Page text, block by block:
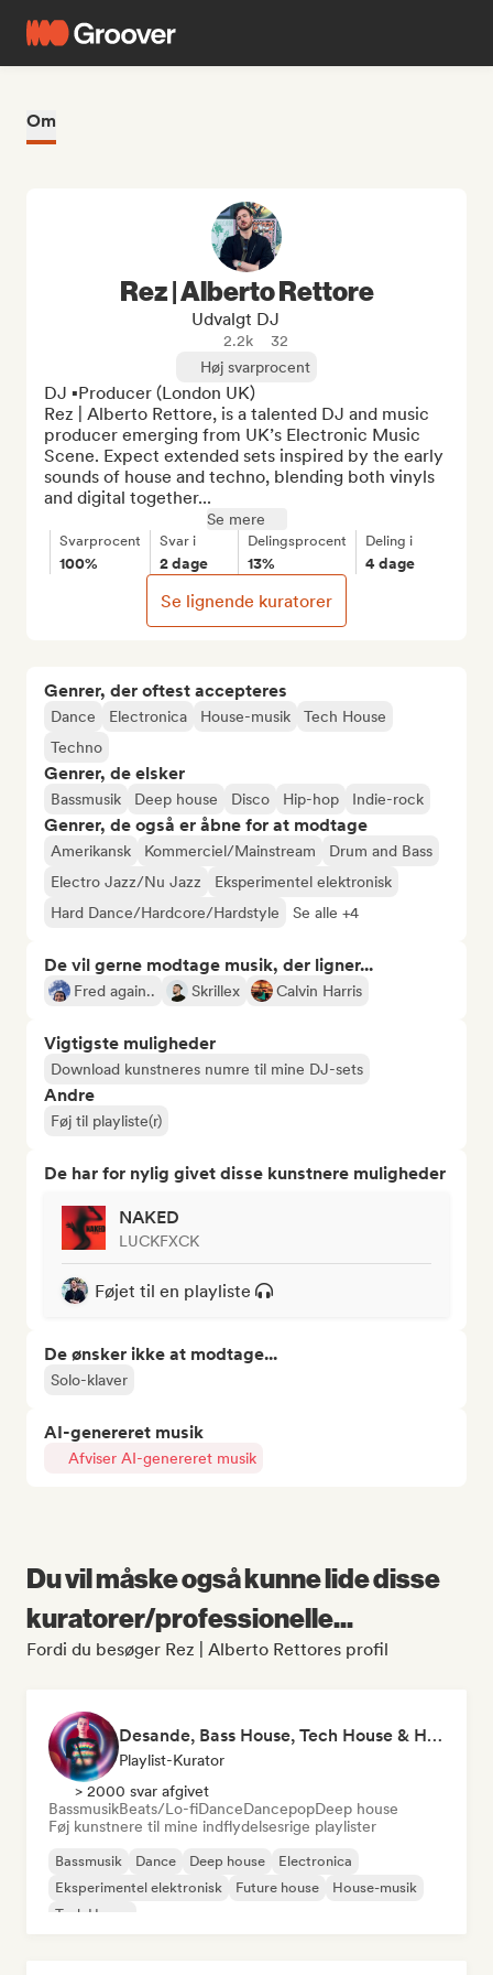
Om
Genrer, der oftest accepteres
Dance Electronica House-musik
Tech House
Techno
Genrer, de elsker
Bassmusik Deep house Disco Hip-hop Indie-rock
Genrer, de også er åbne for at modtage
Amerikansk Kommerciel/Mainstream
Drum and Bass
Electro Jazz/Nu Jazz
Eksperimentel elektronisk
Hard Dance/Hardcore/Hardstyle
Se alle +4
De vil gerne modtage musik, der ligner...
Fred again.. Skrillex Calvin Harris
Vigtigste muligheder
Download kunstneres numre til mine DJ-sets
Andre
Føj til playliste(r)
De har for nylig givet disse kunstnere muligheder
NAKED
LUCKFXCK
Føjet til en playliste
De ønsker ikke at modtage...
Solo-klaver
AI-genereret musik
Afviser AI-genereret musik
Rez | Alberto Rettore
Udvalgt DJ
2.2k
32
Høj svarprocent
DJ ▪️Producer (London UK)
Rez | Alberto Rettore, is a talented DJ and music
producer emerging from UK’s Electronic Music
Scene. Expect extended sets inspired by the early
sounds of house and techno, blending both vinyls
and digital together...
Se mere
Svarprocent
100%
Svar i
2 dage
Delingsprocent
13%
Deling i
4 dage
Se lignende kuratorer
Du vil måske også kunne lide disse
kuratorer/professionelle...
Fordi du besøger Rez | Alberto Rettores profil
Desande, Bass House, Tech House & House 2021
Playlist-Kurator
> 2000 svar afgivet
BassmusikBeats/Lo-fiDanceDancepopDeep house
Føj kunstnere til mine indflydelsesrige playlister
Bassmusik Dance Deep house
Electronica
Eksperimentel elektronisk
Future house
House-musik
Tech House